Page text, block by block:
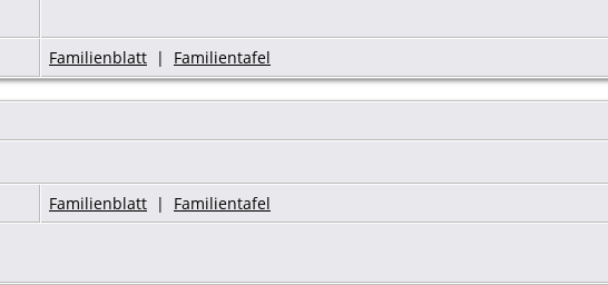
Familienblatt | Familientafel
Familienblatt | Familientafel